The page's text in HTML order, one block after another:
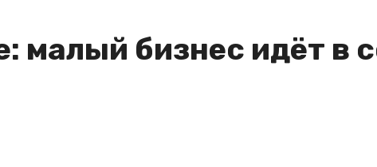
малый бизнес идёт в